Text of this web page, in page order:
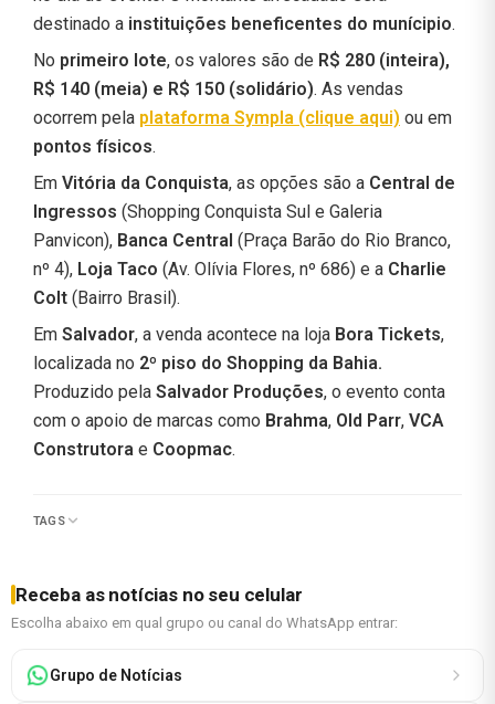
destinado a instituições beneficentes do munícipio.
No primeiro lote, os valores são de R$ 280 (inteira),
R$ 140 (meia) e R$ 150 (solidário). As vendas
ocorrem pela plataforma Sympla (clique aqui) ou em
pontos físicos.
Em Vitória da Conquista, as opções são a Central de
Ingressos (Shopping Conquista Sul e Galeria
Panvicon), Banca Central (Praça Barão do Rio Branco,
nº 4), Loja Taco (Av. Olívia Flores, nº 686) e a Charlie
Colt (Bairro Brasil).
Em Salvador, a venda acontece na loja Bora Tickets,
localizada no 2º piso do Shopping da Bahia.
Produzido pela Salvador Produções, o evento conta
com o apoio de marcas como Brahma, Old Parr, VCA
Construtora e Coopmac.
TAGS
Receba as notícias no seu celular
Escolha abaixo em qual grupo ou canal do WhatsApp entrar:
Grupo de Notícias